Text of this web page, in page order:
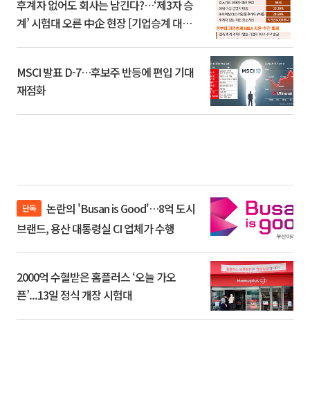
후계자 없어도 회사는 남긴다?…‘제3자 승
계’ 시험대 오른 中企 현장 [기업승계 대전
MSCI 발표 D-7…후보주 반등에 편입 기대
재점화
단독
브랜드, 용산 대통령실 CI 업체가 수행
2000억 수혈받은 홈플러스 ‘오늘 가오
픈’...13일 정식 개장 시험대